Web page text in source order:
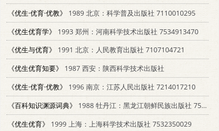
《优生·优育·优教》
1989 北京：科学普及出版社 7110010295
《优生优育学》
1993 郑州：河南科学技术出版社 7534913470
《优生与优育》
1991 北京：人民教育出版社 7107104721
《优生优育知要》
1987 西安：陕西科学技术出版社
《优生·优育·优教》
1996 南京：江苏人民出版社 7214017210
《百科知识渊源词典》
1988 牡丹江：黑龙江朝鲜民族出版社 753890123X
《优生优育》
1999 上海：上海科学技术出版社 7532350029